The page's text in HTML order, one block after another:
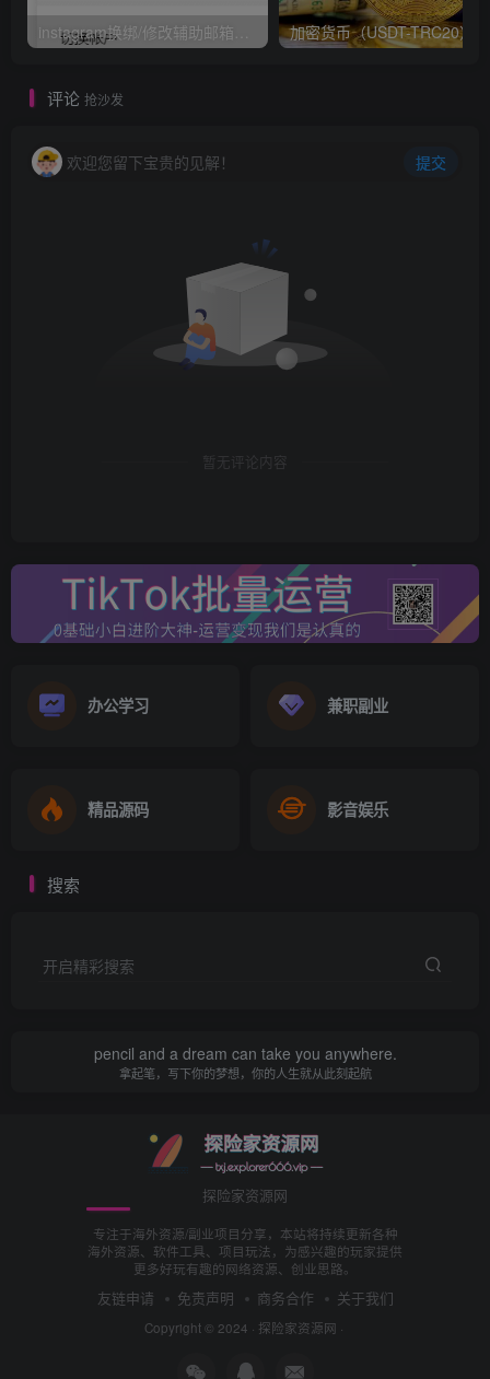
2.点击开始，或者点【START】按钮
3.（选择）点击【But I can’t message non-contacts!】/
4.（选择）点击【No, I’ll never do any of this!】
instagram换绑/修改辅助邮箱和手机号码教程
评论 抢沙发
欢迎您留下宝贵的见解！ 提交
暂无评论内容
办公学习 兼职副业
精品源码 影音娱乐
搜索
开启精彩搜索
pencil and a dream can take you anywhere.
拿起笔，写下你的梦想，你的人生就从此刻起航
探险家资源网
专注于海外资源/副业项目分享，本站将持续更新各种
海外资源、软件工具、项目玩法，为感兴趣的玩家提供
更多好玩有趣的网络资源、创业思路。
友链申请 免责声明 商务合作 关于我们
Copyright © 2024 · 探险家资源网 ·